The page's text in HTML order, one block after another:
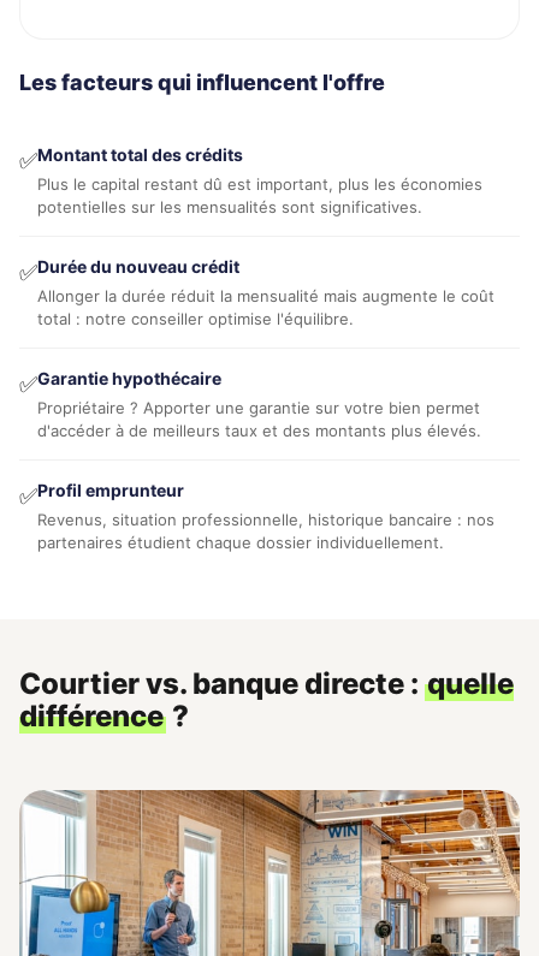
Les facteurs qui influencent l'offre
✅Montant total des crédits
Plus le capital restant dû est important, plus les économies
potentielles sur les mensualités sont significatives.
✅Durée du nouveau crédit
Allonger la durée réduit la mensualité mais augmente le coût
total : notre conseiller optimise l'équilibre.
✅Garantie hypothécaire
Propriétaire ? Apporter une garantie sur votre bien permet
d'accéder à de meilleurs taux et des montants plus élevés.
✅Profil emprunteur
Revenus, situation professionnelle, historique bancaire : nos
partenaires étudient chaque dossier individuellement.
Courtier vs. banque directe : quelle
différence ?